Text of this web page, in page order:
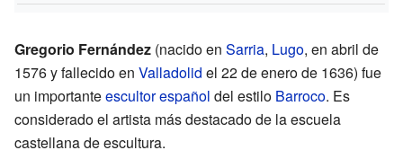
Gregorio Fernández (nacido en Sarria, Lugo, en abril de
1576 y fallecido en Valladolid el 22 de enero de 1636) fue
un importanteescultorespañol del estilo Barroco. Es
considerado el artista más destacado de la escuela
castellana de escultura.